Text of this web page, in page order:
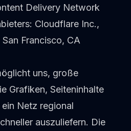
Delivery Network
Cloudflare Inc.,
Francisco, CA
uns, große
Grafiken, Seiteninhalte
Netz regional
auszuliefern. Die